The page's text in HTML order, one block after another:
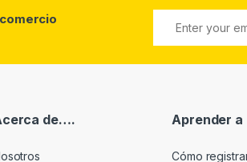
de…. Aprender a
Cómo